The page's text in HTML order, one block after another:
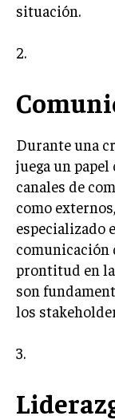
TECNOLOGIA
GESTIÓN
ESTRATEGIA
situación.
2.
Durante una
juega un
canales de
como
especializado
comunicación
prontitud en
son
los
3.